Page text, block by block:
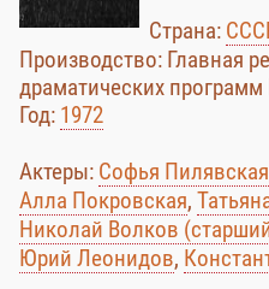
Страна:
Производство: Главная
драматических
Год: 1972
Актеры: Софья Пилявская
Алла Покровская,
Николай Волков
Юрий Леонидов,